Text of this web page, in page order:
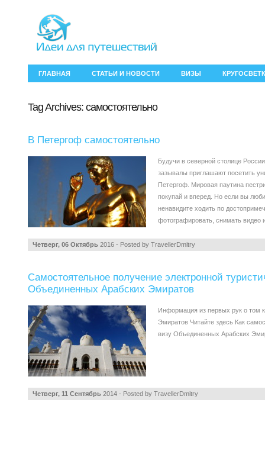
ГЛАВНАЯ СТАТЬИ И НОВОСТИ ВИЗЫ
Tag Archives: самостоятельно
В Петергоф самостоятельно
Будучи в северной столице
зазывалы приглашают посетить
Петергоф. Мировая паутина
покупай и вперед. Но если вы
ненавидите ходить по
фотографировать, снимать видео
Четверг, 06 Октябрь2016 - Posted by TravellerDmitry
Самостоятельное получение электронной
Объединенных Арабских Эмиратов
Информация из первых рук о том
Эмиратов Читайте здесь Как
визу Объединенных Арабских
Четверг, 11 Сентябрь2014 - Posted by TravellerDmitry